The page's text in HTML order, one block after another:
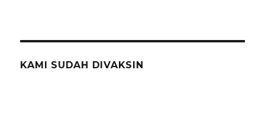
KAMI SUDAH DIVAKSIN